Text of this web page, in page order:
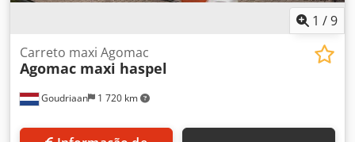
1 /9
Goudriaan 1 720 km
Carreto maxi Agomac
Agomac maxi haspel